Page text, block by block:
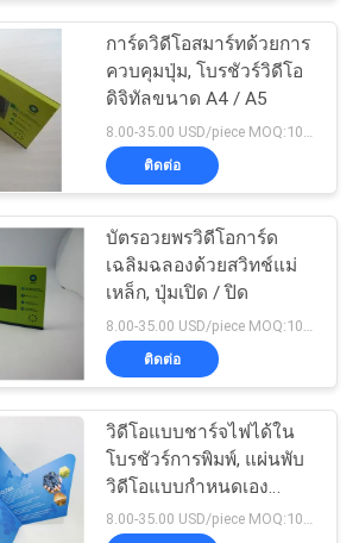
วยพรวิดีโอ
อ LCD
23
26
การ์ดวิดีโอสมาร์ทด้วยการ
ควบคุมปุ่ม, โบรชัวร์วิดีโอ
ดิจิทัลขนาด A4 / A5
ติดต่อ
บัตรอวยพรวิดีโอการ์ด
เฉลิมฉลองด้วยสวิทช์แม่
เหล็ก, ปุ่มเปิด / ปิด
ติดต่อ
วิดีโอแบบชาร์จไฟได้ใน
โบรชัวร์การพิมพ์, แผ่นพับ
วิดีโอแบบกำหนดเอง
สำหรับโปรโมชัน
8.00-35.00 USD/piece MOQ:100 ชิ้น